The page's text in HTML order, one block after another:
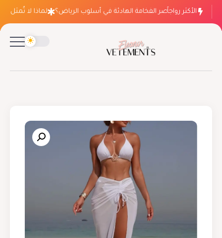
الأكثر رواجاً
لماذا ينتصر الفخامة الهادئة في أسلوب الرياض؟ لماذا لا تُمثل